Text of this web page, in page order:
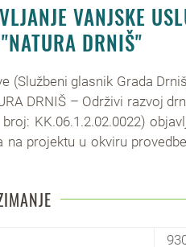
VANJSKE
DRNIŠ"
(Službeni glasnik Grada
DRNIŠ – Održivi razvoj
KK.06.1.2.02.0022)
projektu u okviru